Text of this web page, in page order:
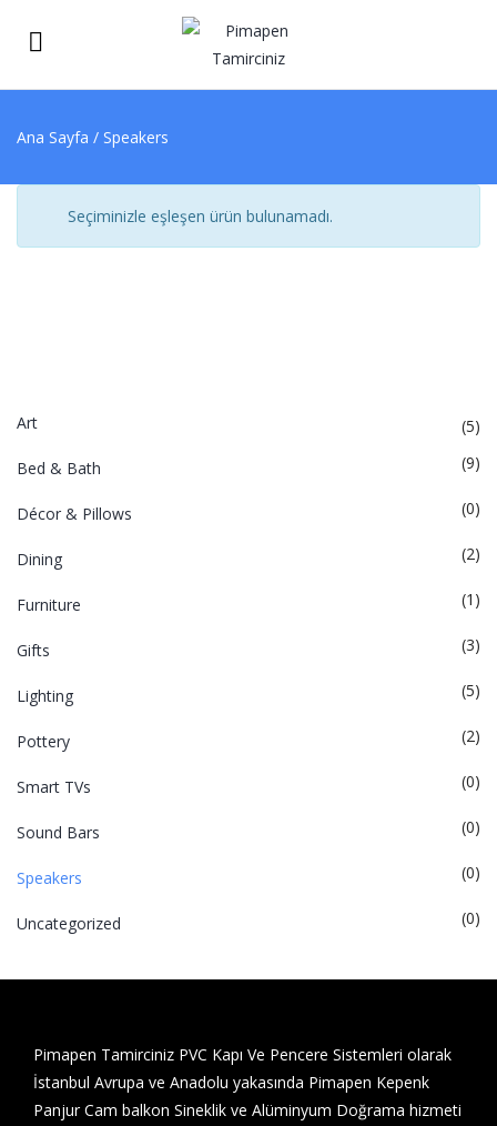
Ana Sayfa / Speakers
Seçiminizle eşleşen ürün bulunamadı.
Art
(5)
Bed & Bath
(9)
Décor & Pillows (0)
Dining (2)
Furniture (1)
Gifts (3)
Lighting (5)
Pottery (2)
Smart TVs (0)
Sound Bars (0)
Speakers (0)
Uncategorized (0)
Pimapen Tamirciniz PVC Kapı Ve Pencere Sistemleri olarak
İstanbul Avrupa ve Anadolu yakasında Pimapen Kepenk
Panjur Cam balkon Sineklik ve Alüminyum Doğrama hizmeti